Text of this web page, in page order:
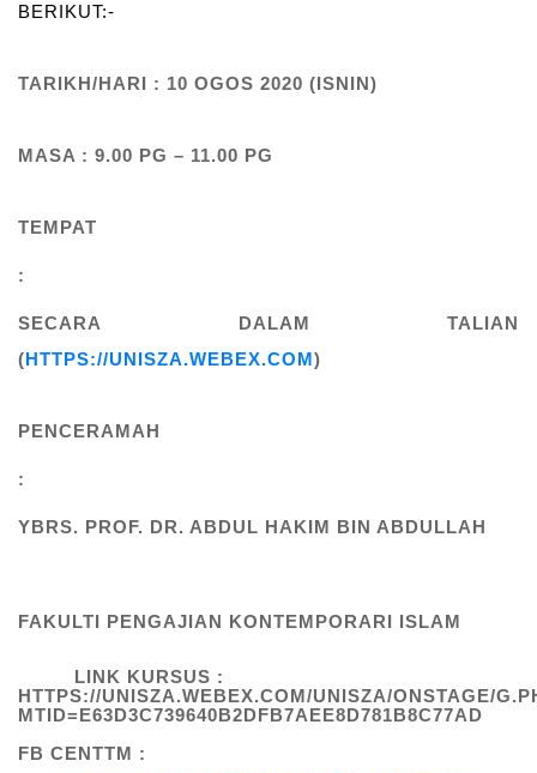
BERIKUT:-
TARIKH/HARI : 10 OGOS 2020 (ISNIN)
MASA : 9.00 PG – 11.00 PG
TEMPAT
:
SECARA DALAM TALIAN
(HTTPS://UNISZA.WEBEX.COM)
PENCERAMAH
:
YBRS. PROF. DR. ABDUL HAKIM BIN ABDULLAH
FAKULTI PENGAJIAN KONTEMPORARI ISLAM
LINK KURSUS :
HTTPS://UNISZA.WEBEX.COM/UNISZA/ONSTAGE/
MTID=E63D3C739640B2DFB7AEE8D781B8C77AD
FB CENTTM :